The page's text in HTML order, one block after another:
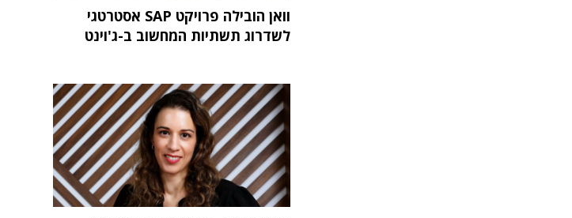
וואן הובילה פרויקט SAP אסטרטגי
לשדרוג תשתיות המחשוב ב-ג'וינט